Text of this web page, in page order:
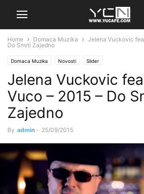
Home Domaca Muzika
Jelena Vuckovic
Do Smrti Zajedno
Domaca Muzika Novosti Slider
Jelena Vuckovic
Vuco – 2015 – Do
Zajedno
By admin - 25/09/2015